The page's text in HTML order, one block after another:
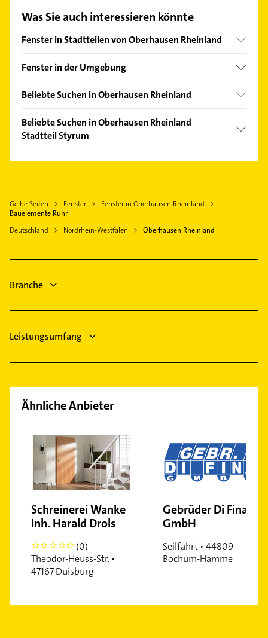
finden Sie alleKontaktdaten.
Was Sie auch interessieren könnte
Fenster in Stadtteilen von Oberhausen Rheinland
Bermensfeld
Fenster in der Umgebung
Mülheim an der Ruhr
Bottrop
Essen
Gelsenkirchen
Beliebte Suchen in Oberhausen Rheinland
Dachdecker
Phoniatrie
Gebäudereinigung
Kammerjäger
Kanalreinigung
Beliebte Suchen in Oberhausen Rheinland
Stadtteil Styrum
Gelbe Seiten Fenster
Fenster in Oberhausen Rheinland
Bauelemente Ruhr
Deutschland
Nordrhein-Westfalen Oberhausen Rheinland
Branche
Leistungsumfang
Ähnliche Anbieter
Schreinerei Wanke
Inh. Harald Drols
0
(0)
Theodor-Heuss-Str. •
47167 Duisburg
Gebrüder Di Fina
GmbH
Seilfahrt • 44809
Bochum-Hamme